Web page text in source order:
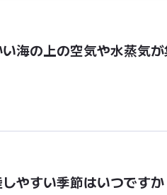
海の上の空気や水蒸気が
やすい季節はいつですか